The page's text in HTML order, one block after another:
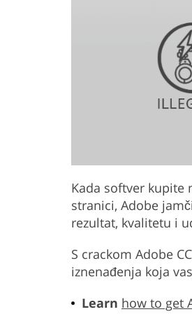
Kada softver kupite
stranici, Adobe
rezultat, kvalitetu i
S crackom Adobe
iznenađenja koja
Learn how to get